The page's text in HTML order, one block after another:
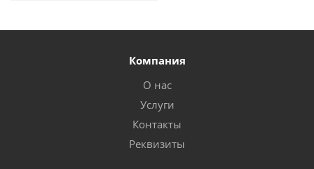
Компания
О нас
Услуги
Контакты
Реквизиты